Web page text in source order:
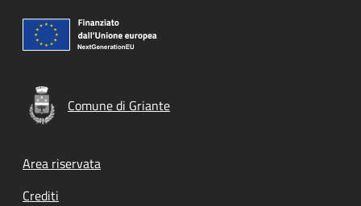
Comune di Griante
Footer menu
Area riservata
Crediti